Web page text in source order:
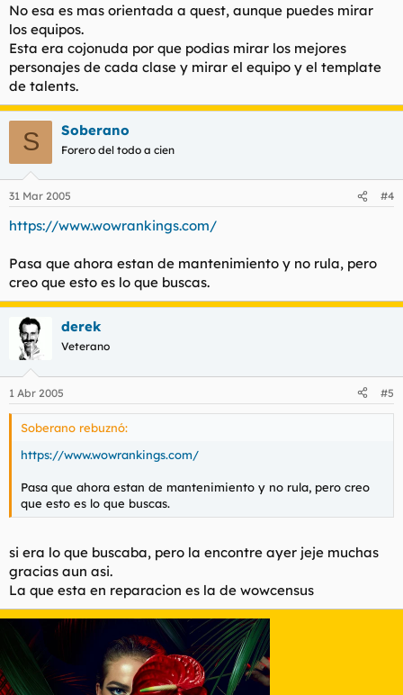
No esa es mas orientada a quest, aunque puedes mirar
los equipos.
Esta era cojonuda por que podias mirar los mejores
personajes de cada clase y mirar el equipo y el template
de talents.
S Soberano
Forero del todo a cien
31 Mar 2005 #4
https://www.wowrankings.com/
Pasa que ahora estan de mantenimiento y no rula, pero
creo que esto es lo que buscas.
derek
Veterano
1 Abr 2005 #5
Soberano rebuznó:
https://www.wowrankings.com/
Pasa que ahora estan de mantenimiento y no rula, pero creo
que esto es lo que buscas.
si era lo que buscaba, pero la encontre ayer jeje muchas
gracias aun asi.
La que esta en reparacion es la de wowcensus